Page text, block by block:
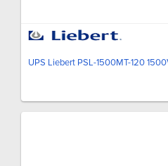
UPS Liebert PSL-1500MT-120